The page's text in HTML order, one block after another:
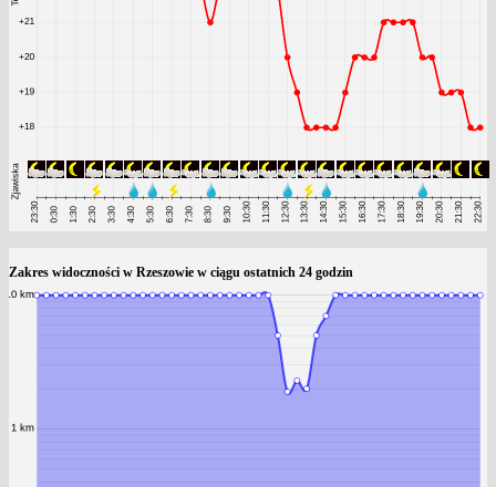
Zakres widoczności w Rzeszowie w ciągu ostatnich 24 godzin